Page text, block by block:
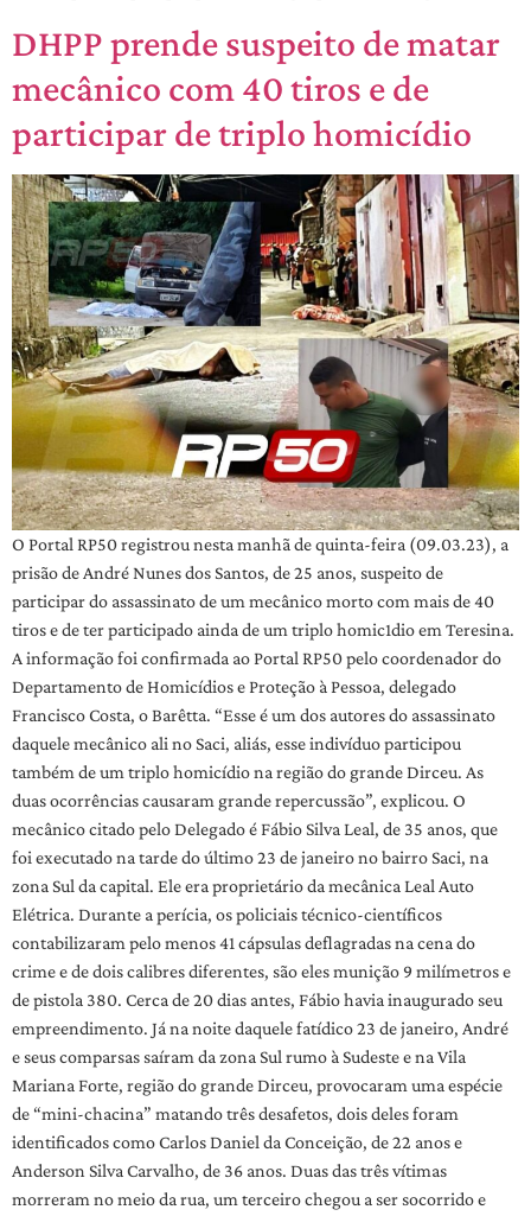
DHPP prende suspeito de matar
mecânico com 40 tiros e de
participar de triplo homicídio
O Portal RP50 registrou nesta manhã de quinta-feira (09.03.23), a
prisão de André Nunes dos Santos, de 25 anos, suspeito de
participar do assassinato de um mecânico morto com mais de 40
tiros e de ter participado ainda de um triplo homic1dio em Teresina.
A informação foi confirmada ao Portal RP50 pelo coordenador do
Departamento de Homicídios e Proteção à Pessoa, delegado
Francisco Costa, o Barêtta. “Esse é um dos autores do assassinato
daquele mecânico ali no Saci, aliás, esse indivíduo participou
também de um triplo homicídio na região do grande Dirceu. As
duas ocorrências causaram grande repercussão”, explicou. O
mecânico citado pelo Delegado é Fábio Silva Leal, de 35 anos, que
foi executado na tarde do último 23 de janeiro no bairro Saci, na
zona Sul da capital. Ele era proprietário da mecânica Leal Auto
Elétrica. Durante a perícia, os policiais técnico-científicos
contabilizaram pelo menos 41 cápsulas deflagradas na cena do
crime e de dois calibres diferentes, são eles munição 9 milímetros e
de pistola 380. Cerca de 20 dias antes, Fábio havia inaugurado seu
empreendimento. Já na noite daquele fatídico 23 de janeiro, André
e seus comparsas saíram da zona Sul rumo à Sudeste e na Vila
Mariana Forte, região do grande Dirceu, provocaram uma espécie
de “mini-chacina” matando três desafetos, dois deles foram
identificados como Carlos Daniel da Conceição, de 22 anos e
Anderson Silva Carvalho, de 36 anos. Duas das três vítimas
morreram no meio da rua, um terceiro chegou a ser socorrido e